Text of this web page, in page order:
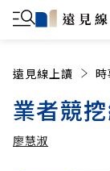
遠見線上讀 時
業者競
廖慧淑